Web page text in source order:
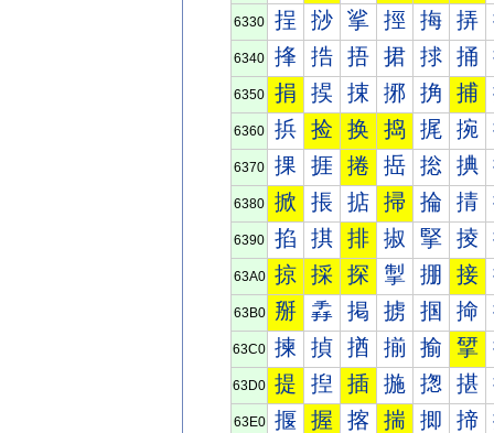
6330 挰 挱 挲 挳 挴 挵
6340 捀 捁 捂 捃 捄 捅
6350 捐 捑 捒 捓 捔 捕
6360 捠 捡 换 捣 捤 捥
6370 捰 捱 捲 捳 捴 捵
6380 掀 掁 掂 掃 掄 掅
6390 掐 掑 排 掓 掔 掕
63A0 掠 採 探 掣 掤 接
63B0 掰 掱 掲 掳 掴 掵
63C0 揀 揁 揂 揃 揄 揅
63D0 提 揑 插 揓 揔 揕
63E0 揠 握 揢 揣 揤 揥